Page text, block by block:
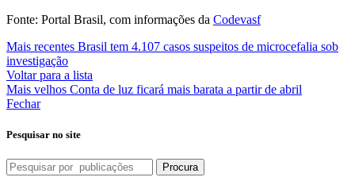
Fonte: Portal Brasil, com informações da Codevasf
Mais recentes Brasil tem 4.107 casos suspeitos de microcefalia sob
investigação
Voltar para a lista
Mais velhos Conta de luz ficará mais barata a partir de abril
Fechar
Pesquisar no site
Procura